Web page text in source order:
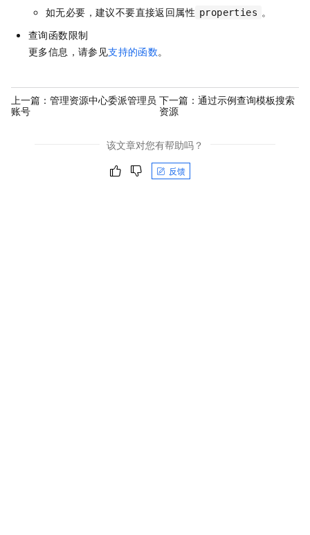
如无必要，建议不要直接返回属性 properties 。
查询函数限制
更多信息，请参见支持的函数。
上一篇： 管理资源中心委派管理员
账号
下一篇：通过示例查询模板搜索
资源
该文章对您有帮助吗？
反馈